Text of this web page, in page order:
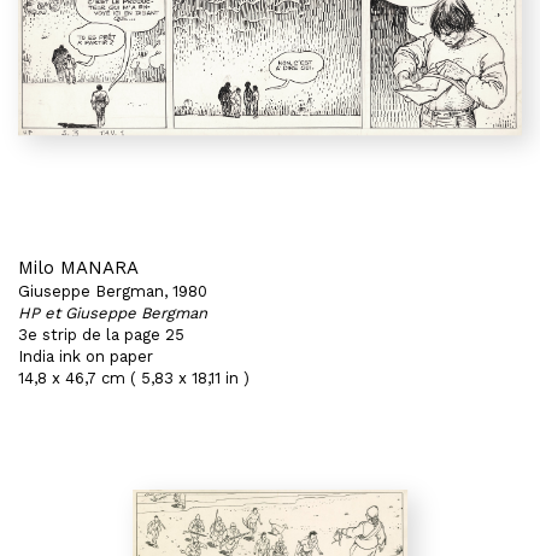
Milo MANARA
Giuseppe Bergman, 1980
HP et Giuseppe Bergman
3e strip de la page 25
India ink on paper
14,8 x 46,7 cm ( 5,83 x 18,11 in )